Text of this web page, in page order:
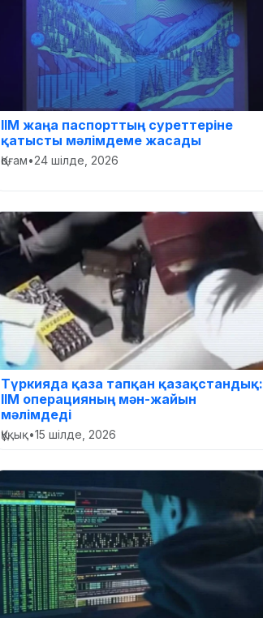
ІІМ жаңа паспорттың суреттеріне
қатысты мәлімдеме жасады
Қоғам•24 шілде, 2026
Түркияда қаза тапқан қазақстандық:
ІІМ операцияның мән-жайын
мәлімдеді
Құқық•15 шілде, 2026